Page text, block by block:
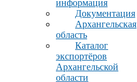
информация
Документация
Архангельская
область
Каталог
экспортёров
Архангельской
области